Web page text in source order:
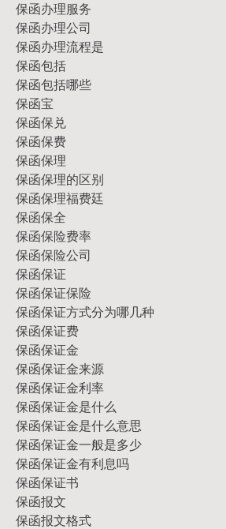
保函办理服务
保函办理公司
保函办理流程是
保函包括
保函包括哪些
保函宝
保函保兑
保函保费
保函保理
保函保理的区别
保函保理福费廷
保函保全
保函保险费率
保函保险公司
保函保证
保函保证保险
保函保证方式分为哪几种
保函保证费
保函保证金
保函保证金来源
保函保证金利率
保函保证金是什么
保函保证金是什么意思
保函保证金一般是多少
保函保证金有利息吗
保函保证书
保函报文
保函报文格式